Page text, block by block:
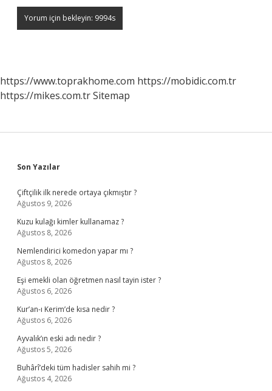
https://www.toprakhome.com https://mobidic.com.tr
https://mikes.com.trSitemap
Sidebar
Son Yazılar
Çiftçilik ilk nerede ortaya çıkmıştır ?
Ağustos 9, 2026
Kuzu kulağı kimler kullanamaz ?
Ağustos 8, 2026
Nemlendirici komedon yapar mı ?
Ağustos 8, 2026
Eşi emekli olan öğretmen nasıl tayin ister ?
Ağustos 6, 2026
Kur’an-ı Kerim’de kısa nedir ?
Ağustos 6, 2026
Ayvalık’ın eski adı nedir ?
Ağustos 5, 2026
Buhârî’deki tüm hadisler sahih mi ?
Ağustos 4, 2026